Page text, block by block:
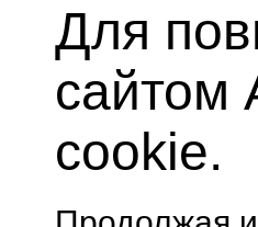
Для
сайтом
cookie.